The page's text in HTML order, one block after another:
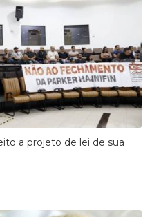
a projeto de lei de sua